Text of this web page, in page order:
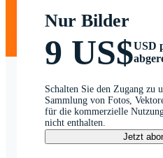
Nur Bilder
9 US$USD
Schalten Sie den Zugang zu
Sammlung von Fotos,
für die kommerzielle
nicht enthalten.
Jetzt